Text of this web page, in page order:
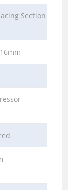
Section